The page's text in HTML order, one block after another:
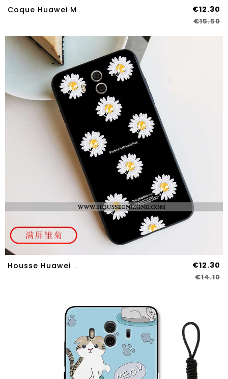
Coque Huawei Mate 10 Tendance Verre Incassable Bleu Tout Compris Vent Étui €12.30
€15.50
Housse Huawei Mate 10 Créatif Gaufrage Téléphone Portable Net Rouge Petite Marguerite Étui Tendance €12.30
€14.10